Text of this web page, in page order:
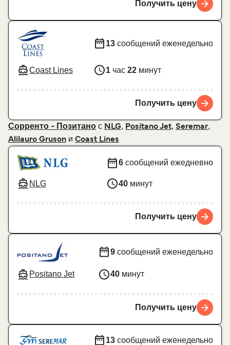
Получить цену
Coast Lines
13 сообщений еженедельно
1 час 22 минут
Получить цену
Сорренто - Позитано с NLG, Positano Jet, Seremar,
Alilauro Gruson и Coast Lines
NLG
6 сообщений ежедневно
40 минут
Получить цену
Positano Jet
9 сообщений еженедельно
40 минут
Получить цену
13 сообщений еженедельно